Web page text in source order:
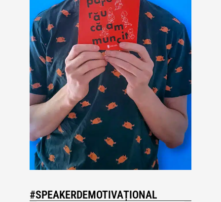
#SPEAKERDEMOTIVAȚIONAL